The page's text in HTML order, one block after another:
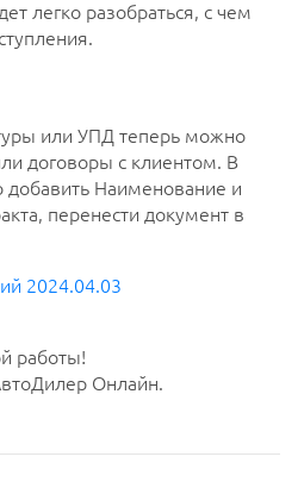
легко разобраться, с чем
или УПД теперь можно
договоры с клиентом. В
добавить Наименование и
перенести документ в
2024.04.03
работы!
Онлайн.